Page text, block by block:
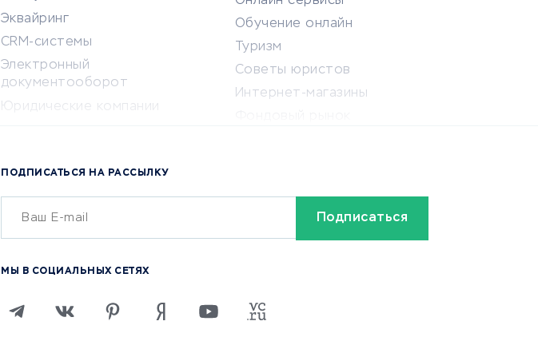
Эквайринг
CRM-системы
Электронный
документооборот
Юридические компании
Бухгалтерия онлайн
Онлайн-кассы
SERM
Регистраторы доменов
Обучение онлайн
Туризм
Советы юристов
Интернет-магазины
Бонусы и акции
ПОДПИСАТЬСЯ НА РАССЫЛКУ
МЫ В СОЦИАЛЬНЫХ СЕТЯХ